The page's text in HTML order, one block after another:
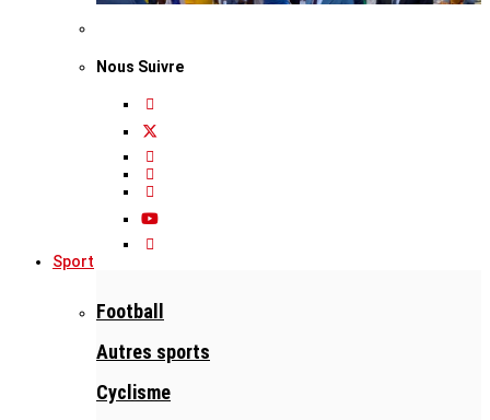
Nous Suivre
Sport
Football
Autres sports
Cyclisme